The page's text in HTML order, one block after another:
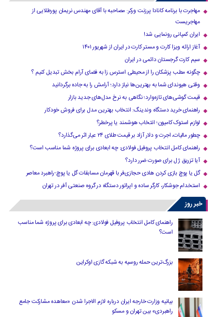
مهاجرت با برنامه کانادا پرزنت ورکر: مصاحبه با آقای مهندس نریمان پورطلایی از
مهاجریست
ایران کمپانی رونمایی شد!
آغاز ارائه ویزا کارت و مستر کارت در ایران از شهریور ۱۴۰۱
سیم کارت گرجستان دائمی در ایران
چگونه مطب پزشکان را از محیطی استرس زا به فضای آرام بخش تبدیل کنیم ؟
وقتی هیوندای شما به بهترین‌ها نیاز دارد؛ آرامش را به جاده برگردانید
قیمت گوشی‌های تازه‌وارد؛ نگاهی به نرخ مدل‌های جدید بازار
راهنمای خرید دستگاه وندینگ: انتخاب بهترین مدل برای فروش خودکار
لوازم استوک کامیون؛ انتخاب هوشمند یا پرخطر؟
چطور مالیات، اجرت و دلار آزاد بر قیمت طلای ۲۴ عیار اثر می‌گذارد؟
راهنمای کامل انتخاب پروفیل فولادی: چه ابعادی برای پروژه شما مناسب است؟
آیا تزریق ژل برای صورت ضرر دارد​؟
گل یا پوچ بازی کردن هادی حجازی‌فر با قهرمان مسابقات گل یا پوچ-راهبرد معاصر
استخدام جوشکار، کارگر ساده و اپراتور دستگاه در گروه صنعتی آفر در تهران
خبر روز
راهنمای کامل انتخاب پروفیل فولادی: چه ابعادی برای پروژه شما مناسب
است؟
بزرگ‌ترین حمله روسیه به شبکه گازی اوکراین
بیانیه وزارت خارجه ایران درباره لازم‌ الاجرا شدن «معاهده مشارکت جامع
راهبردی» بین تهران و مسکو